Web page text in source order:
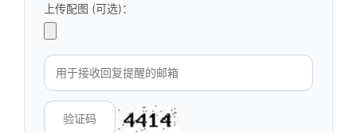
上传配图 (可选)：